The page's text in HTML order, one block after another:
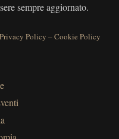
sempre aggiornato.
Privacy Policy –Cookie Policy